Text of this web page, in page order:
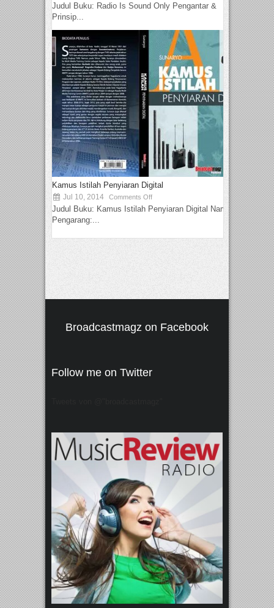
Judul Buku: Radio Is Sound Only Pengantar &
Prinsip...
Kamus Istilah Penyiaran Digital
Jul 10, 2014 Comments Off
Judul Buku: Kamus Istilah Penyiaran Digital Nama
Pengarang:...
Broadcastmagz on Facebook
Follow me on Twitter